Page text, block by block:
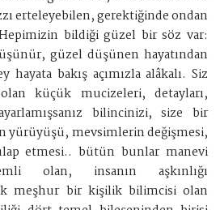
erteleyebilen, gerektiğinde ondan
bildiği güzel bir söz var:
güzel düşünen hayatından
hayata bakış açımızla alâkalı. Siz
küçük mucizeleri, detayları,
bilincinizi, size bir
yürüyüşü, mevsimlerin değişmesi,
etmesi.. bütün bunlar manevi
olan, insanın aşkınlığı
meşhur bir kişilik bilimcisi olan